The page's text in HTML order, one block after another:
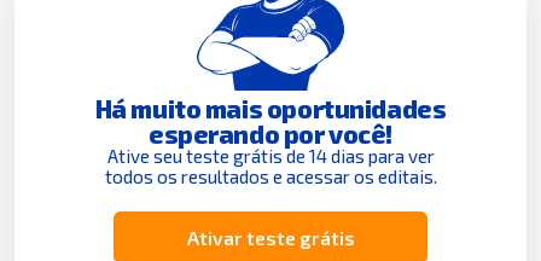
Há muito mais oportunidades
esperando por você!
Ative seu teste grátis de 14 dias para ver
todos os resultados e acessar os editais.
Ativar teste grátis